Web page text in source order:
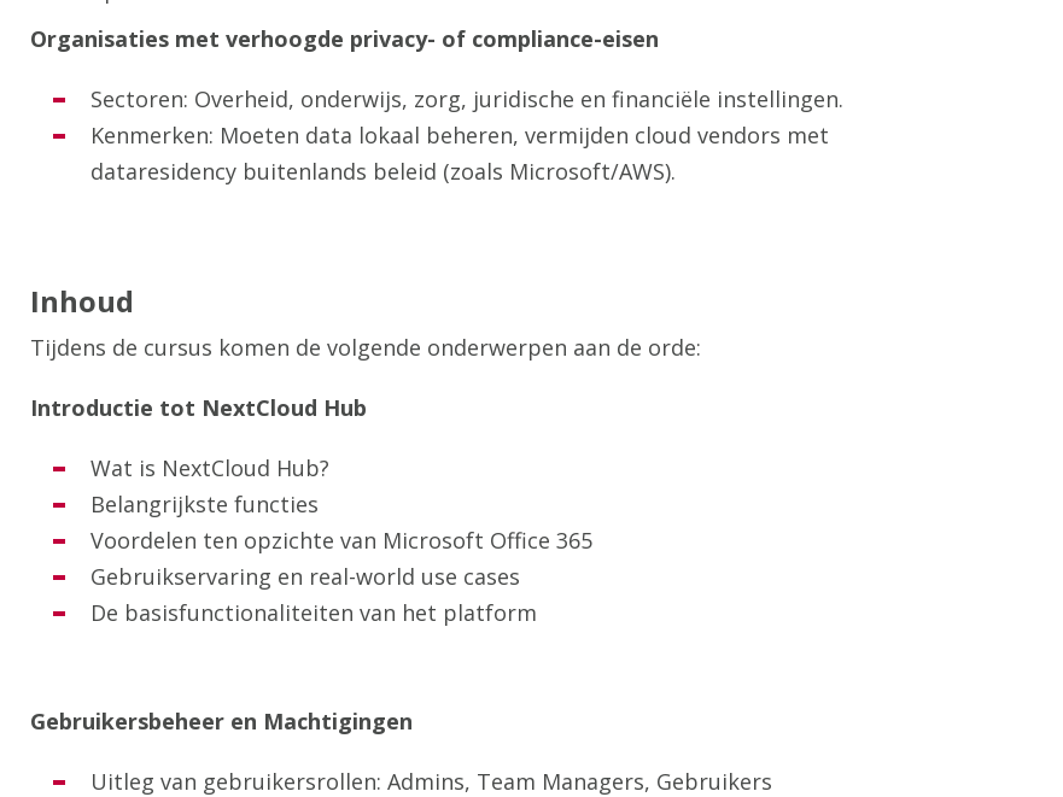
Organisaties met verhoogde privacy- of compliance-eisen
Sectoren: Overheid, onderwijs, zorg, juridische en financiële instellingen.
Kenmerken: Moeten data lokaal beheren, vermijden cloud vendors met
dataresidency buitenlands beleid (zoals Microsoft/AWS).
Inhoud
Tijdens de cursus komen de volgende onderwerpen aan de orde:
Introductie tot NextCloud Hub
Wat is NextCloud Hub?
Belangrijkste functies
Voordelen ten opzichte van Microsoft Office 365
Gebruikservaring en real-world use cases
De basisfunctionaliteiten van het platform
Gebruikersbeheer en Machtigingen
Uitleg van gebruikersrollen: Admins, Team Managers, Gebruikers